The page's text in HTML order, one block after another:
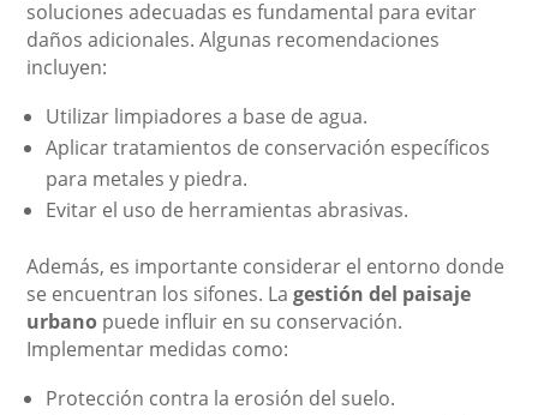
soluciones adecuadas es fundamental para evitar
daños adicionales. Algunas recomendaciones
incluyen:
Utilizar limpiadores a base de agua.
Aplicar tratamientos de conservación específicos
para metales y piedra.
Evitar el uso de herramientas abrasivas.
Además, es importante considerar el entorno donde
se encuentran los sifones. Lagestión del paisaje
urbano puede influir en su conservación.
Implementar medidas como:
Protección contra la erosión del suelo.